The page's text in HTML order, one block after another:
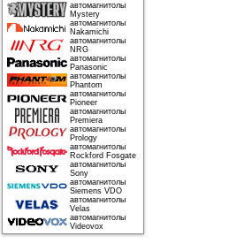
автомагнитолы
Mystery
автомагнитолы
Nakamichi
автомагнитолы
NRG
автомагнитолы
Panasonic
автомагнитолы
Phantom
автомагнитолы
Pioneer
автомагнитолы
Premiera
автомагнитолы
Prology
автомагнитолы
Rockford Fosgate
автомагнитолы
Sony
автомагнитолы
Siemens VDO
автомагнитолы
Velas
автомагнитолы
Videovox